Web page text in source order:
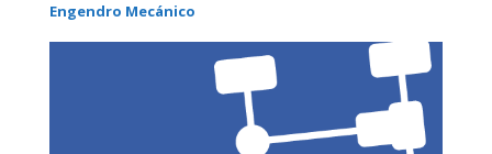
Engendro Mecánico